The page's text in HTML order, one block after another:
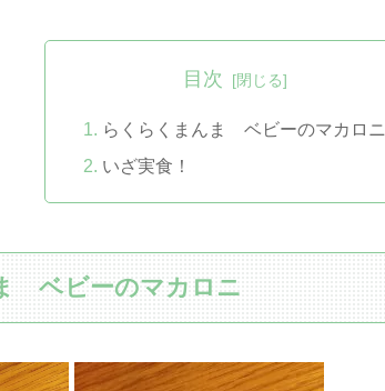
目次
らくらくまんま ベビーのマカロニ
いざ実食！
ベビーのマカロニ